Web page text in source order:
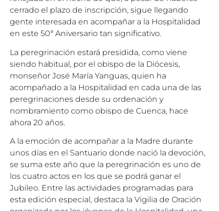
cerrado el plazo de inscripción, sigue llegando
gente interesada en acompañar a la Hospitalidad
en este 50ª Aniversario tan significativo.
La peregrinación estará presidida, como viene
siendo habitual, por el obispo de la Diócesis,
monseñor José María Yanguas, quien ha
acompañado a la Hospitalidad en cada una de las
peregrinaciones desde su ordenación y
nombramiento como obispo de Cuenca, hace
ahora 20 años.
A la emoción de acompañar a la Madre durante
unos días en el Santuario donde nació la devoción,
se suma este año que la peregrinación es uno de
los cuatro actos en los que se podrá ganar el
Jubileo. Entre las actividades programadas para
esta edición especial, destaca la Vigilia de Oración